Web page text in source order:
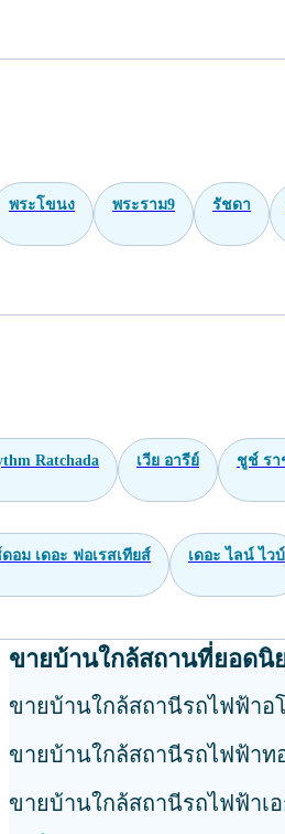
พระโขนง พระราม9 รัชดา
Ratchada เวีย อารีย์ ชูช์ รา
อม เดอะ ฟอเรสเทียส์ เดอะ ไลน์ ไวบ์
ขายบ้านใกล้สถานที่ยอดนิ
ขายบ้านใกล้สถานีรถไฟฟ้าอ
ขายบ้านใกล้สถานีรถไฟฟ้าท
ขายบ้านใกล้สถานีรถไฟฟ้าเ